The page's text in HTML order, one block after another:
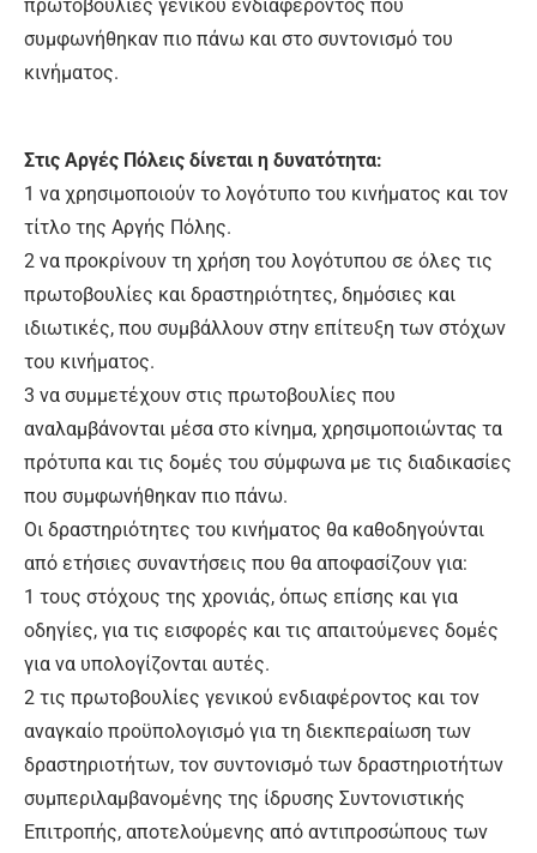
πρωτοβουλίες γενικού ενδιαφέροντος που
συμφωνήθηκαν πιο πάνω και στο συντονισμό του
κινήματος.
Στις Αργές Πόλεις δίνεται η δυνατότητα:
1 να χρησιμοποιούν το λογότυπο του κινήματος και τον
τίτλο της Αργής Πόλης.
2 να προκρίνουν τη χρήση του λογότυπου σε όλες τις
πρωτοβουλίες και δραστηριότητες, δημόσιες και
ιδιωτικές, που συμβάλλουν στην επίτευξη των στόχων
του κινήματος.
3 να συμμετέχουν στις πρωτοβουλίες που
αναλαμβάνονται μέσα στο κίνημα, χρησιμοποιώντας τα
πρότυπα και τις δομές του σύμφωνα με τις διαδικασίες
που συμφωνήθηκαν πιο πάνω.
Οι δραστηριότητες του κινήματος θα καθοδηγούνται
από ετήσιες συναντήσεις που θα αποφασίζουν για:
1 τους στόχους της χρονιάς, όπως επίσης και για
οδηγίες, για τις εισφορές και τις απαιτούμενες δομές
για να υπολογίζονται αυτές.
2 τις πρωτοβουλίες γενικού ενδιαφέροντος και τον
αναγκαίο προϋπολογισμό για τη διεκπεραίωση των
δραστηριοτήτων, τον συντονισμό των δραστηριοτήτων
συμπεριλαμβανομένης της ίδρυσης Συντονιστικής
Επιτροπής, αποτελούμενης από αντιπροσώπους των